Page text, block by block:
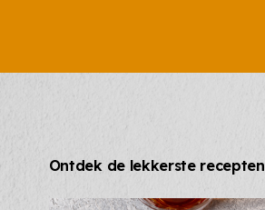
Ontdek de lekkerste recepten